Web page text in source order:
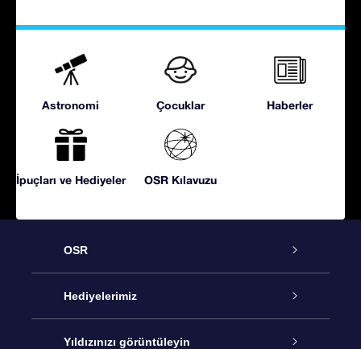
Astronomi Çocuklar Haberler
İpuçları ve Hediyeler OSR Kılavuzu
OSR
Hizmet
İletişim
Hediyelerimiz
Çevrimiçi Yıldız Hediyesi
Yıldızınızı görüntüleyin